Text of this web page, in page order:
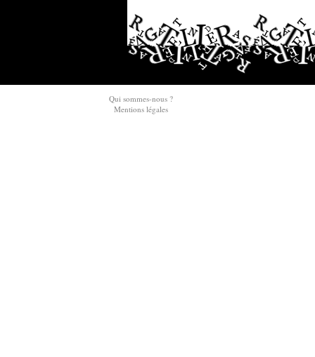
Qui sommes-nous ?
Mentions légales